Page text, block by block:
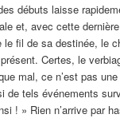
débuts laisse
et, avec cette
le fil de sa destinée, le
Certes, le
mal, ce n’est pas
de tels événements
! » Rien n’arrive par